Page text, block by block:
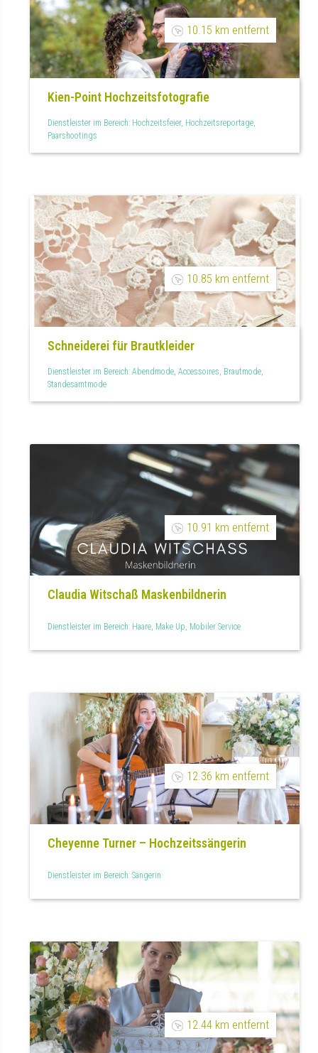
10.15 km entfernt
Kien-Point Hochzeitsfotografie
Dienstleister im Bereich: Hochzeitsfeier, Hochzeitsreportage,
Paarshootings
10.85 km entfernt
Schneiderei für Brautkleider
Dienstleister im Bereich: Abendmode, Accessoires, Brautmode,
Standesamtmode
10.91 km entfernt
Claudia Witschaß Maskenbildnerin
Dienstleister im Bereich: Haare, Make Up, Mobiler Service
12.36 km entfernt
Cheyenne Turner – Hochzeitssängerin
Dienstleister im Bereich: Sängerin
12.44 km entfernt